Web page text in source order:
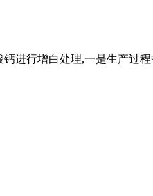
进行增白处理,一是生产过